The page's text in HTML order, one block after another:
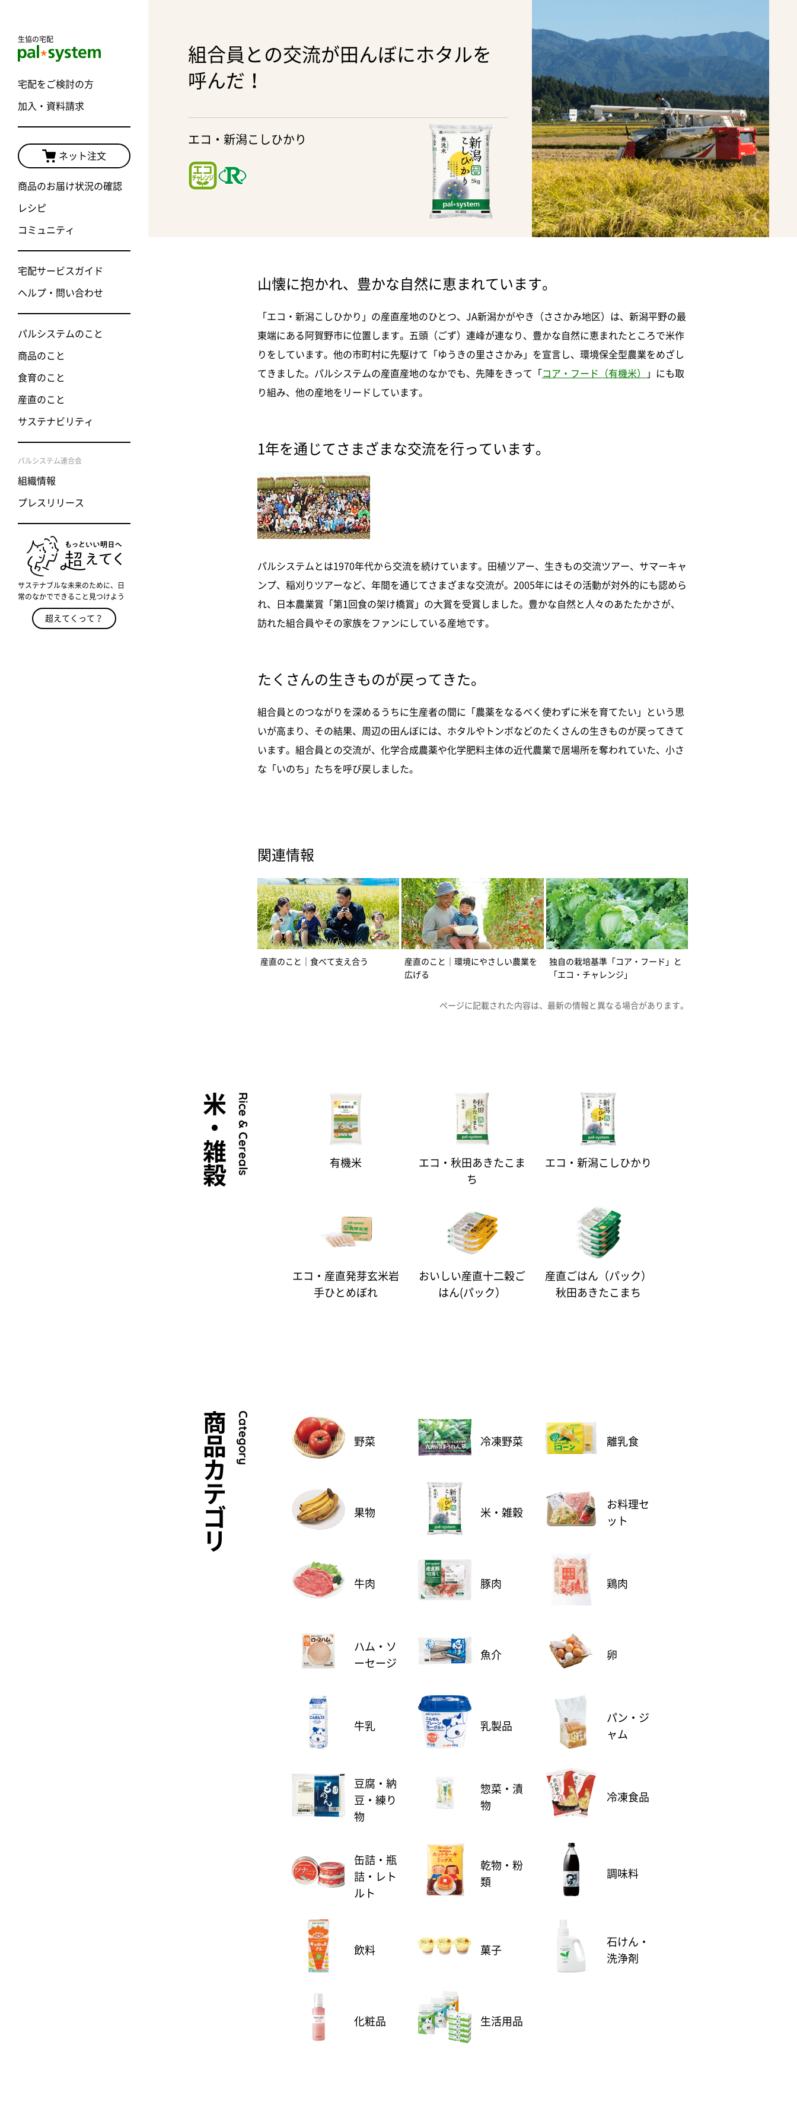
生協の宅配
宅配をご検討の方
加入・資料請求
ネット注文
商品のお届け状況の確認
レシピ
コミュニティ
宅配サービスガイド
ヘルプ・問い合わせ
パルシステムのこと
商品のこと
食育のこと
産直のこと
サステナビリティ
パルシステム連合会
組織情報
プレスリリース
サステナブルな未来のために、日
常のなかでできること見つけよう
超えてくって？
組合員との交流が田んぼにホタルを
呼んだ！
エコ・新潟こしひかり
山懐に抱かれ、豊かな自然に恵まれています。
「エコ・新潟こしひかり」の産直産地のひとつ、JA新潟かがやき（ささかみ地区）は、新潟平野の最
東端にある阿賀野市に位置します。五頭（ごず）連峰が連なり、豊かな自然に恵まれたところで米作
りをしています。他の市町村に先駆けて「ゆうきの里ささかみ」を宣言し、環境保全型農業をめざし
てきました。パルシステムの産直産地のなかでも、先陣をきって「 コア・フード（有機米）
」にも取
り組み、他の産地をリードしています。
1年を通じてさまざまな交流を行っています。
パルシステムとは1970年代から交流を続けています。田植ツアー、生きもの交流ツアー、サマーキャ
ンプ、稲刈りツアーなど、年間を通じてさまざまな交流が。2005年にはその活動が対外的にも認めら
れ、日本農業賞「第1回食の架け橋賞」の大賞を受賞しました。豊かな自然と人々のあたたかさが、
訪れた組合員やその家族をファンにしている産地です。
たくさんの生きものが戻ってきた。
組合員とのつながりを深めるうちに生産者の間に「農薬をなるべく使わずに米を育てたい」という思
いが高まり、その結果、周辺の田んぼには、ホタルやトンボなどのたくさんの生きものが戻ってきて
います。組合員との交流が、化学合成農薬や化学肥料主体の近代農業で居場所を奪われていた、小さ
な「いのち」たちを呼び戻しました。
関連情報
産直のこと｜食べて支え合う
産直のこと｜環境にやさしい農業を
広げる
独自の栽培基準「コア・フード」と
「エコ・チャレンジ」
ページに記載された内容は、最新の情報と異なる場合があります。
Rice & Cereals
米・雑穀 有機米
エコ・秋田あきたこま
ち
エコ・新潟こしひかり
エコ・産直発芽玄米岩
手ひとめぼれ
おいしい産直十二穀ご
はん(パック）
産直ごはん（パック）
秋田あきたこまち
Category
商品カテゴリ 野菜 冷凍野菜 離乳食
果物 米・雑穀
お料理セ
ット
牛肉 豚肉 鶏肉
ハム・ソ
ーセージ
魚介 卵
牛乳 乳製品
パン・ジ
ャム
豆腐・納
豆・練り
物
惣菜・漬
物
冷凍食品
缶詰・瓶
詰・レト
ルト
乾物・粉
類
調味料
飲料 菓子
石けん・
洗浄剤
化粧品 生活用品